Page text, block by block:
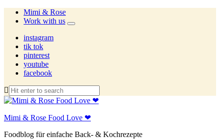
Mimi & Rose
Work with us
expand
instagram
tik tok
pinterest
youtube
facebook
Mimi & Rose Food Love ❤
Foodblog für einfache Back- & Kochrezepte